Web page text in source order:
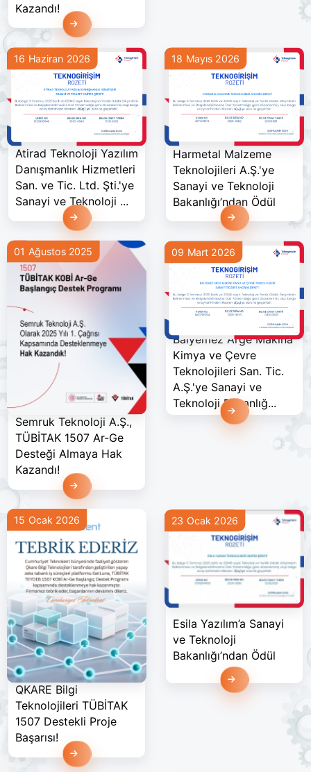
Kazandı!
Devamını Oku
16 Haziran 2026
Atirad Teknoloji Yazılım
Danışmanlık Hizmetleri
San. ve Tic. Ltd. Şti.'ye
Sanayi ve Teknoloji ...
Devamını Oku
18 Mayıs 2026
Harmetal Malzeme
Teknolojileri A.Ş.'ye
Sanayi ve Teknoloji
Bakanlığı’ndan Ödül
Devamını Oku
01 Ağustos 2025
Semruk Teknoloji A.Ş.,
TÜBİTAK 1507 Ar-Ge
Desteği Almaya Hak
Kazandı!
Devamını Oku
09 Mart 2026
Balyemez Arge Makina
Kimya ve Çevre
Teknolojileri San. Tic.
A.Ş.'ye Sanayi ve
Teknoloji Bakanlığ...
Devamını Oku
15 Ocak 2026
QKARE Bilgi
Teknolojileri TÜBİTAK
1507 Destekli Proje
Başarısı!
Devamını Oku
23 Ocak 2026
Esila Yazılım’a Sanayi
ve Teknoloji
Bakanlığı’ndan Ödül
Devamını Oku